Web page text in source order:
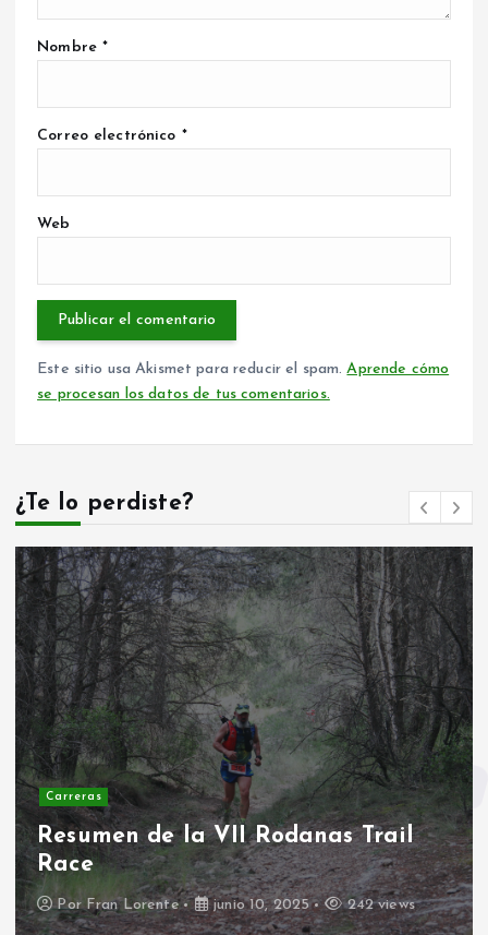
d
e
n
t
r
a
d
a
s
Nombre*
Correo electrónico *
Web
Este sitio usa Akismet para reducir el spam.Aprende cómo
se procesan los datos de tus comentarios.
¿Te lo perdiste?
Carreras
Resumen de la VII Rodanas Trail
Race
Por Fran Lorente junio 10, 2025 242 views